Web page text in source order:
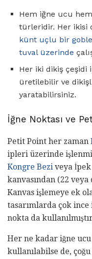
Hem iğne ucu
türleridir. Her ikisi
künt uçlu bir
tuval üzerinde
Her iki dikiş çeşidi
üretilebilir ve
yaratabilirsiniz.
İğne Noktası ve
Petit Point her zaman
ipleri üzerinde
Kongre Bezi veya
kanvasından (22
Kanvas işlemeye ek
tasarımlarda çok
nokta da
Her ne kadar iğne ucu
kullanılabilse de,